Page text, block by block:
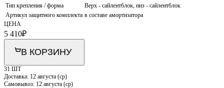
Тип крепления / форма
Верх - сайлентблок, низ - сайлентблок
Артикул защитного комплекта в составе амортизатора
ЦЕНА
5 410₽
В КОРЗИНУ
31 ШТ
Доставка: 12 августа (ср)
Самовывоз: 12 августа (ср)